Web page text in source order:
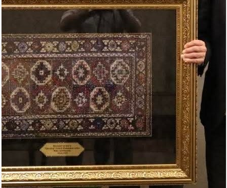
Reytinq
Taekvondo
Boks
Kikboks
Tayboks
Karate
Seçilmişlər
Video
Digər
Maqazin